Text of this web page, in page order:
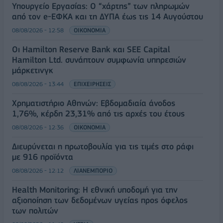
Υπουργείο Εργασίας: Ο “χάρτης” των πληρωμών
από τον e-ΕΦΚΑ και τη ΔΥΠΑ έως τις 14 Αυγούστου
08/08/2026 - 12:58 ΟΙΚΟΝΟΜΙΑ
Οι Hamilton Reserve Bank και SEE Capital
Hamilton Ltd. συνάπτουν συμφωνία υπηρεσιών
μάρκετινγκ
08/08/2026 - 13:44 ΕΠΙΧΕΙΡΗΣΕΙΣ
Χρηματιστήριο Αθηνών: Εβδομαδιαία άνοδος
1,76%, κέρδη 23,31% από τις αρχές του έτους
08/08/2026 - 12:36 ΟΙΚΟΝΟΜΙΑ
Διευρύνεται η πρωτοβουλία για τις τιμές στο ράφι
με 916 προϊόντα
08/08/2026 - 12:12 ΛΙΑΝΕΜΠΟΡΙΟ
Health Monitoring: Η εθνική υποδομή για την
αξιοποίηση των δεδομένων υγείας προς όφελος
των πολιτών